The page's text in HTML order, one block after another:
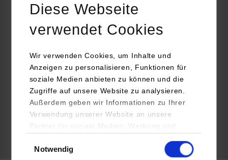
Diese Webseite
verwendet Cookies
Wir verwenden Cookies, um Inhalte und
Anzeigen zu personalisieren, Funktionen für
soziale Medien anbieten zu können und die
Zugriffe auf unsere Website zu analysieren.
Außerdem geben wir Informationen zu Ihrer
Verwendung unserer Website an unsere
Partner für soziale Medien, Werbung und
YouTube, Google Maps) führen diese
Notwendig
www.ap-solut.com
Lena Neumann
+49 (0) 5 21 / 7 84 00 30
belegt